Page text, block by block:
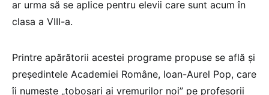
ar urma să se aplice pentru elevii care sunt acum în
clasa a VIII-a.
Printre apărătorii acestei programe propuse se află și
președintele Academiei Române, Ioan-Aurel Pop, care
îi numește „toboșari ai vremurilor noi” pe profesorii